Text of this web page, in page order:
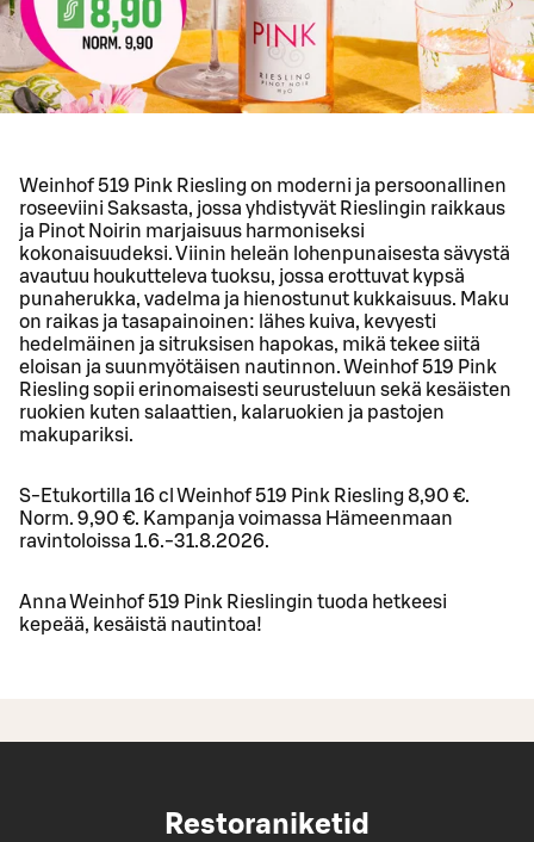
Weinhof 519 Pink Riesling on moderni ja persoonallinen
roseeviini Saksasta, jossa yhdistyvät Rieslingin raikkaus
ja Pinot Noirin marjaisuus harmoniseksi
kokonaisuudeksi. Viinin heleän lohenpunaisesta sävystä
avautuu houkutteleva tuoksu, jossa erottuvat kypsä
punaherukka, vadelma ja hienostunut kukkaisuus. Maku
on raikas ja tasapainoinen: lähes kuiva, kevyesti
hedelmäinen ja sitruksisen hapokas, mikä tekee siitä
eloisan ja suunmyötäisen nautinnon. Weinhof 519 Pink
Riesling sopii erinomaisesti seurusteluun sekä kesäisten
ruokien kuten salaattien, kalaruokien ja pastojen
makupariksi.
S-Etukortilla 16 cl Weinhof 519 Pink Riesling 8,90 €.
Norm. 9,90 €. Kampanja voimassa Hämeenmaan
ravintoloissa 1.6.-31.8.2026.
Anna Weinhof 519 Pink Rieslingin tuoda hetkeesi
kepeää, kesäistä nautintoa!
Restoraniketid